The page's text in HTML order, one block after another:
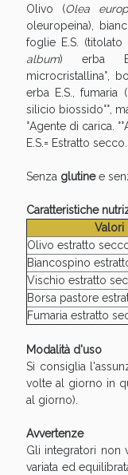
Olivo (Olea
oleuropeina),
foglie E.S.
album) erba
microcristallina°,
erba E.S., fumaria (
silicio biossido°°,
°Agente di carica.
E.S.= Estratto secco.
Senza glutinee
Caratteristiche
Valori
Olivo estratto
Biancospino
Vischio estratto
Borsa pastore
Fumaria estratto
Modalità d'uso
Si consiglia
volte al giorno in
al giorno).
Avvertenze
Gli integratori non
variata ed